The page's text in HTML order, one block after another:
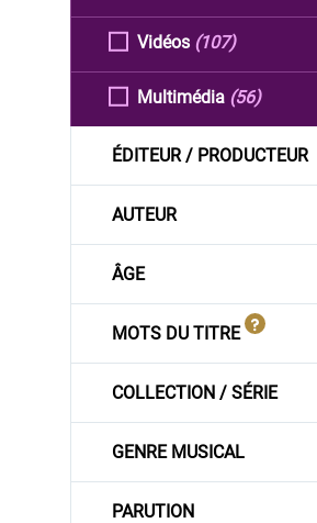
Vidéos (107)
Multimédia (56)
ÉDITEUR / PRODUCTEUR
AUTEUR
ÂGE
MOTS DU TITRE
COLLECTION / SÉRIE
GENRE MUSICAL
PARUTION